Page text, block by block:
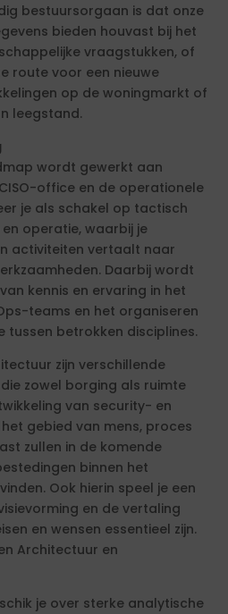
bestuursorgaan is dat onze
bieden houvast bij het
vraagstukken, of
route voor een nieuwe
op de woningmarkt of
leegstand.
wordt gewerkt aan
office en de operationele
je als schakel op tactisch
operatie, waarbij je
activiteiten vertaalt naar
Daarbij wordt
kennis en ervaring in het
teams en het organiseren
betrokken disciplines.
zijn verschillende
zowel borging als ruimte
van security- en
gebied van mens, proces
zullen in de komende
binnen het
Ook hierin speel je een
en de vertaling
en wensen essentieel zijn.
Architectuur en
je over sterke analytische